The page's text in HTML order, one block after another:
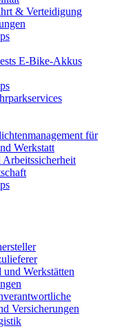
& Verteidigung
E-Bike-Akkus
für
Werkstatt
Werkstätten
Versicherungen